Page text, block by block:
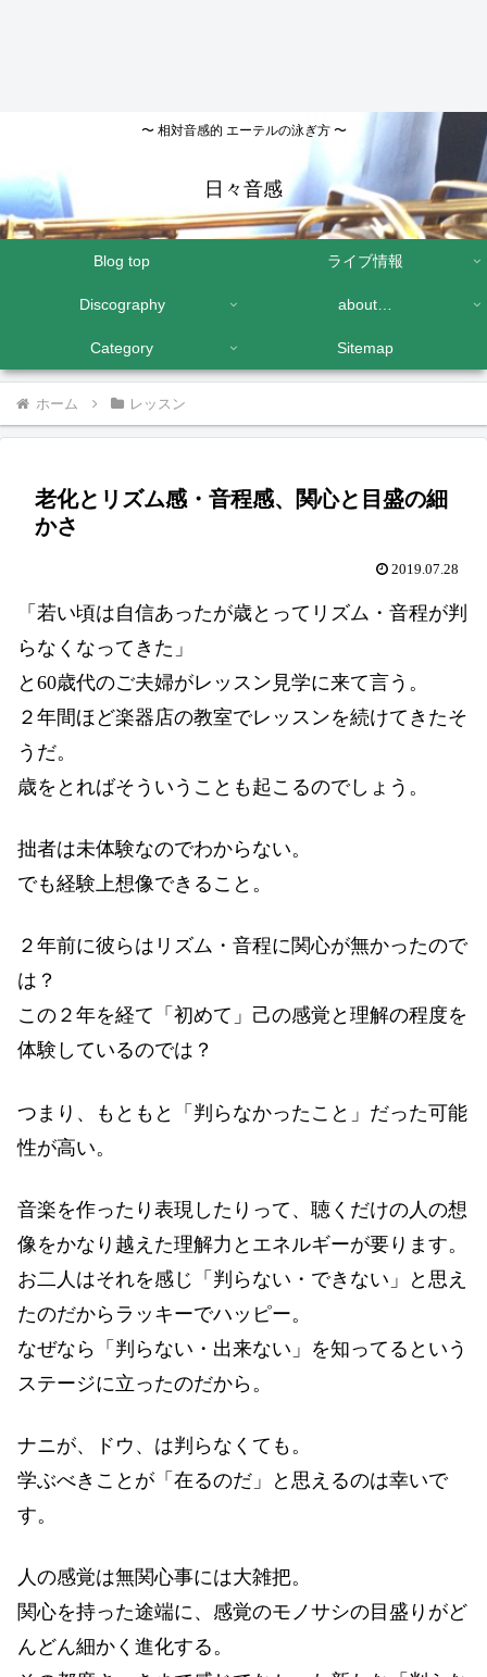
〜 相対音感的 エーテルの泳ぎ方 〜
日々音感
Blog top ライブ情報
Discography about…
Category Sitemap
ホーム レッスン
老化とリズム感・音程感、関心と目盛の細
かさ
2019.07.28
「若い頃は自信あったが歳とってリズム・音程が判
らなくなってきた」
と60歳代のご夫婦がレッスン見学に来て言う。
２年間ほど楽器店の教室でレッスンを続けてきたそ
うだ。
歳をとればそういうことも起こるのでしょう。
拙者は未体験なのでわからない。
でも経験上想像できること。
２年前に彼らはリズム・音程に関心が無かったので
は？
この２年を経て「初めて」己の感覚と理解の程度を
体験しているのでは？
つまり、もともと「判らなかったこと」だった可能
性が高い。
音楽を作ったり表現したりって、聴くだけの人の想
像をかなり越えた理解力とエネルギーが要ります。
お二人はそれを感じ「判らない・できない」と思え
たのだからラッキーでハッピー。
なぜなら「判らない・出来ない」を知ってるという
ステージに立ったのだから。
ナニが、ドウ、は判らなくても。
学ぶべきことが「在るのだ」と思えるのは幸いで
す。
人の感覚は無関心事には大雑把。
関心を持った途端に、感覚のモノサシの目盛りがど
んどん細かく進化する。